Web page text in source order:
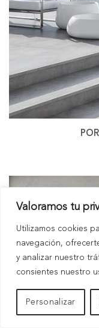
Valoramos tu
Utilizamos cookies
navegación,
y analizar nuestro
consientes nuestro
Personalizar